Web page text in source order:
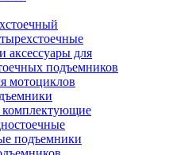
аксессуары для
подъемников
мотоциклов
комплектующие
подъемники